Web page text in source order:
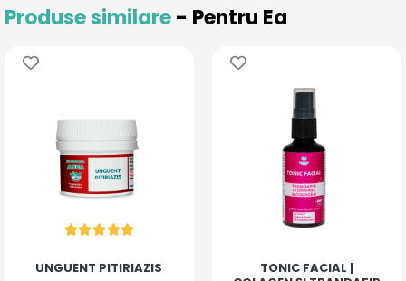
Produse similare- Pentru Ea
UNGUENT PITIRIAZIS
TONIC FACIAL |